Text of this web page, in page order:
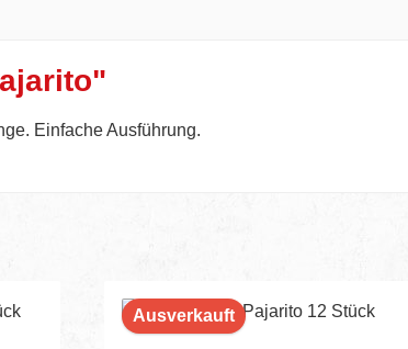
Einfache Ausführung.
Ausverkauft